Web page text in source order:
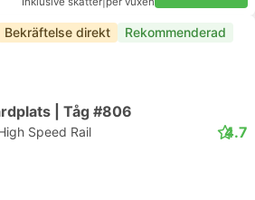
Bekräftelse direkt Rekommenderad
| Tåg #806
Speed Rail 4.7